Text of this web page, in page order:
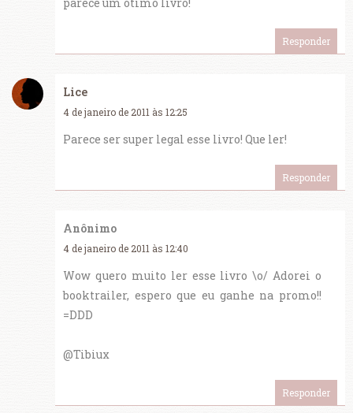
Responder
Lice
4 de janeiro de 2011 às 12:25
Parece ser super legal esse livro! Que ler!
Responder
Anônimo
4 de janeiro de 2011 às 12:40
Wow quero muito ler esse livro \o/ Adorei o
booktrailer, espero que eu ganhe na promo!!
=DDD
@Tibiux
Responder